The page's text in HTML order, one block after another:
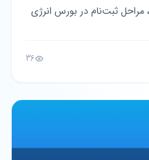
مراحل ثبت‌نام در بورس انرژی
36